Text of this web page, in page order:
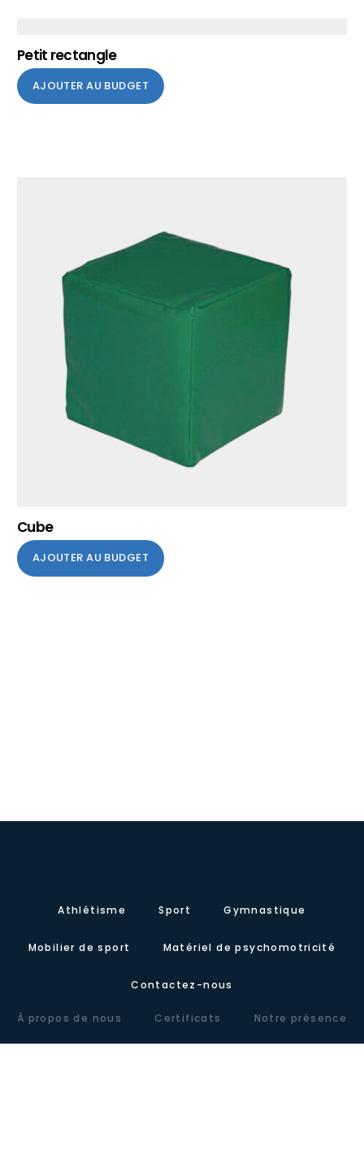
Petit rectangle
AJOUTER AU BUDGET
Cube
AJOUTER AU BUDGET
Athlétisme Sport Gymnastique
Mobilier de sport Matériel de psychomotricité
Contactez-nous
À propos de nous Certificats Notre présence